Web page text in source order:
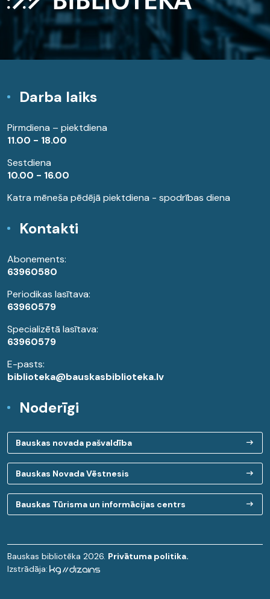
Darba laiks
Pirmdiena – piektdiena
11.00 - 18.00
Sestdiena
10.00 - 16.00
Katra mēneša pēdējā piektdiena - spodrības diena
Kontakti
Abonements:
63960580
Periodikas lasītava:
63960579
Specializētā lasītava:
63960579
E-pasts:
biblioteka@bauskasbiblioteka.lv
Noderīgi
Bauskas novada pašvaldība
Bauskas Novada Vēstnesis
Bauskas Tūrisma un informācijas centrs
Bauskas bibliotēka 2026. Privātuma politika.
Izstrādāja: